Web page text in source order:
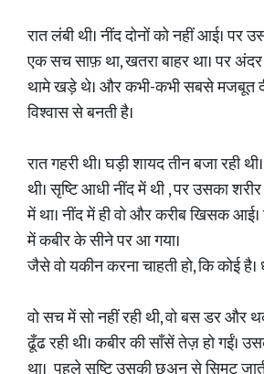
रात लंबी थी। नींद दोनों को नहीं आई। पर
एक सच साफ़ था, खतरा बाहर था। पर
थामे खड़े थे। और कभी-कभी सबसे मजबूत
विश्वास से बनती है।
रात गहरी थी। घड़ी शायद तीन बजा रही
थी। सृष्टि आधी नींद में थी , पर उसका
में था। नींद में ही वो और करीब खिसक
में कबीर के सीने पर आ गया।
जैसे वो यकीन करना चाहती हो, कि कोई है।
वो सच में सो नहीं रही थी, वो बस डर और
ढूँढ रही थी। कबीर की साँसें तेज़ हो गईं।